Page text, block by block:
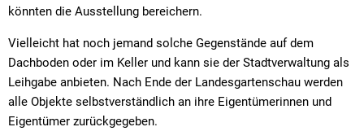
könnten die Ausstellung bereichern.
Vielleicht hat noch jemand solche Gegenstände auf dem
Dachboden oder im Keller und kann sie der Stadtverwaltung als
Leihgabe anbieten. Nach Ende der Landesgartenschau werden
alle Objekte selbstverständlich an ihre Eigentümerinnen und
Eigentümer zurückgegeben.